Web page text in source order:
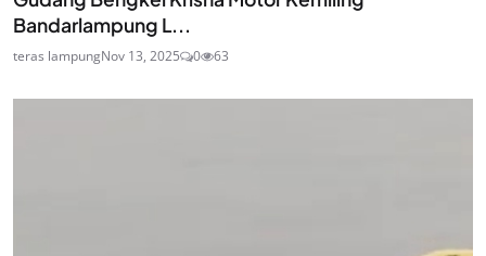
Bandarlampung L...
teras lampungNov 13, 2025 0 63